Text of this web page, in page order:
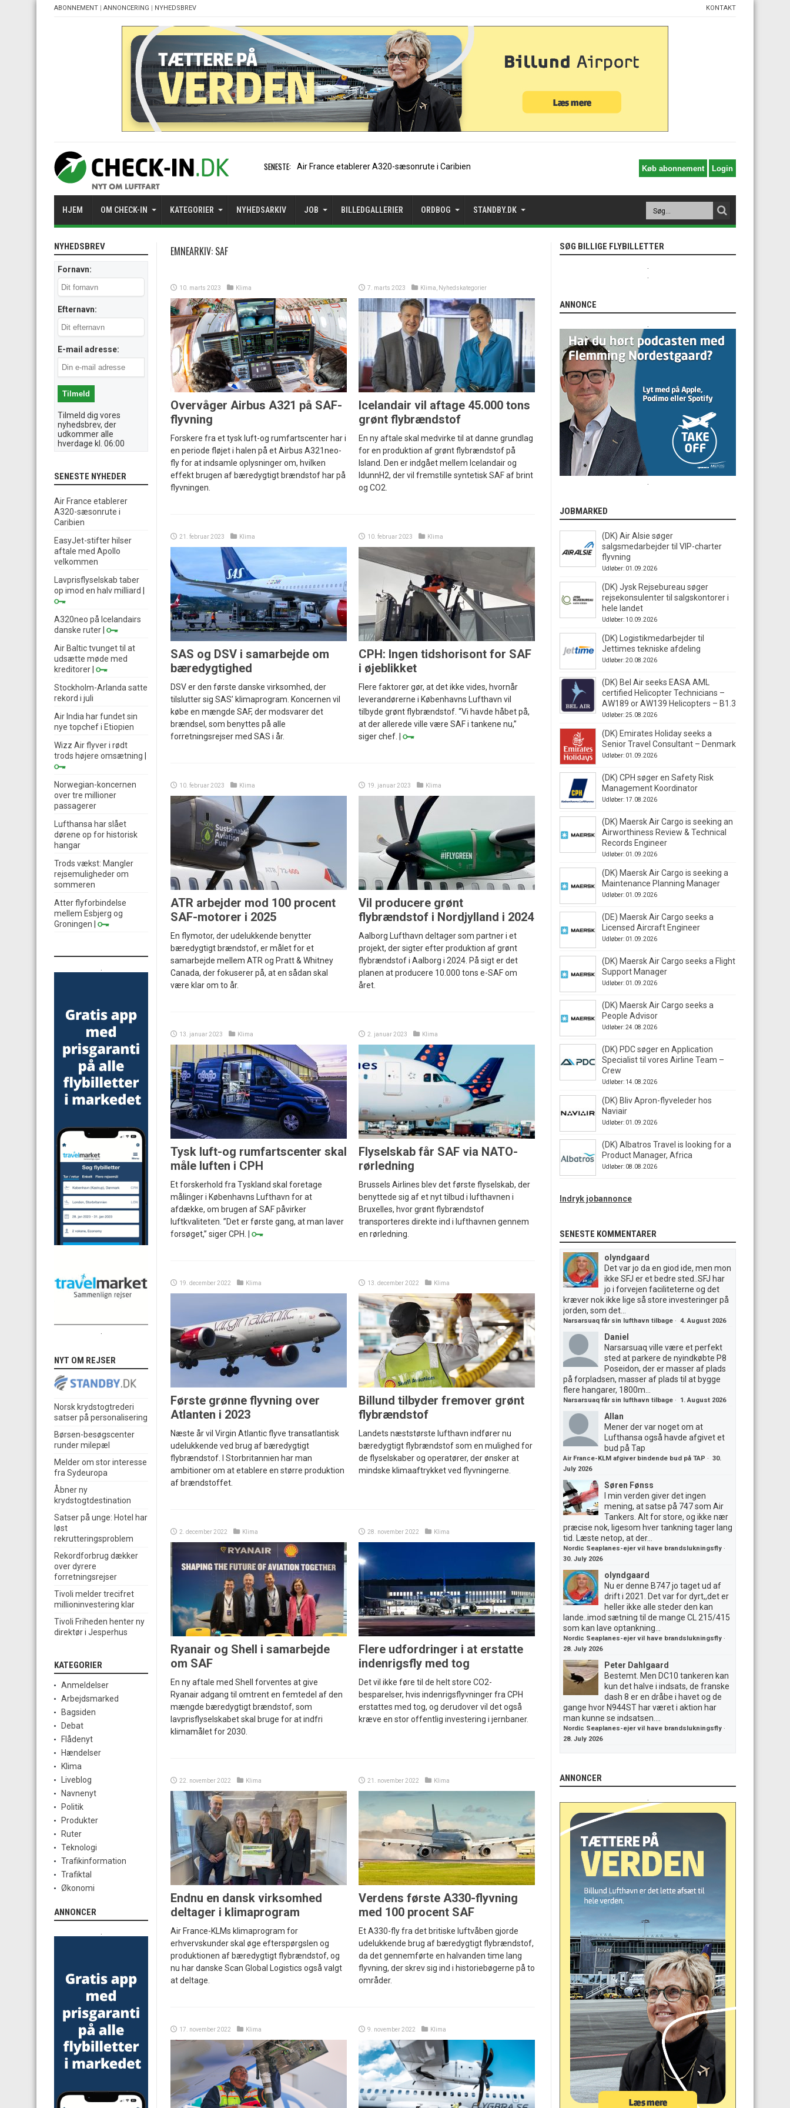
ABONNEMENT | ANNONCERING | NYHEDSBREV KONTAKT
SENESTE: EasyJet-stifter hilser aftale med Apo
HJEM OM CHECK-IN KATEGORIER NYHEDSARKIV JOB BILLEDGALLERIER ORDBOG STANDBY.DK
EMNEARKIV: SAF
10. marts 2023 Klima
Overvåger Airbus A321 på SAF-
flyvning
Forskere fra et tysk luft-og rumfartscenter har i
en periode fløjet i halen på et Airbus A321neo-
fly for at indsamle oplysninger om, hvilken
effekt brugen af bæredygtigt brændstof har på
flyvningen.
7. marts 2023 Klima Nyhedskategorier
Icelandair vil aftage 45.000 tons
grønt flybrændstof
En ny aftale skal medvirke til at danne grundlag
for en produktion af grønt flybrændstof på
Island. Den er indgået mellem Icelandair og
IdunnH2, der vil fremstille syntetisk SAF af brint
og CO2.
21. februar 2023 Klima
SAS og DSV i samarbejde om
bæredygtighed
DSV er den første danske virksomhed, der
tilslutter sig SAS’ klimaprogram. Koncernen vil
købe en mængde SAF, der modsvarer det
brændsel, som benyttes på alle
forretningsrejser med SAS i år.
10. februar 2023 Klima
CPH: Ingen tidshorisont for SAF
i øjeblikket
Flere faktorer gør, at det ikke vides, hvornår
leverandørerne i Københavns Lufthavn vil
tilbyde grønt flybrændstof. “Vi havde håbet på,
at der allerede ville være SAF i tankene nu,”
siger chef. |
10. februar 2023 Klima
ATR arbejder mod 100 procent
SAF-motorer i 2025
En flymotor, der udelukkende benytter
bæredygtigt brændstof, er målet for et
samarbejde mellem ATR og Pratt & Whitney
Canada, der fokuserer på, at en sådan skal
være klar om to år.
19. januar 2023 Klima
Vil producere grønt
flybrændstof i Nordjylland i 2024
Aalborg Lufthavn deltager som partner i et
projekt, der sigter efter produktion af grønt
flybrændstof i Aalborg i 2024. På sigt er det
planen at producere 10.000 tons e-SAF om
året.
13. januar 2023 Klima
Tysk luft-og rumfartscenter skal
måle luften i CPH
Et forskerhold fra Tyskland skal foretage
målinger i Københavns Lufthavn for at
afdække, om brugen af SAF påvirker
luftkvaliteten. ”Det er første gang, at man laver
forsøget,” siger CPH. |
2. januar 2023 Klima
Flyselskab får SAF via NATO-
rørledning
Brussels Airlines blev det første flyselskab, der
benyttede sig af et nyt tilbud i lufthavnen i
Bruxelles, hvor grønt flybrændstof
transporteres direkte ind i lufthavnen gennem
en rørledning.
19. december 2022 Klima
Første grønne flyvning over
Atlanten i 2023
Næste år vil Virgin Atlantic flyve transatlantisk
udelukkende ved brug af bæredygtigt
flybrændstof. I Storbritannien har man
ambitioner om at etablere en større produktion
af brændstoffet.
13. december 2022 Klima
Billund tilbyder fremover grønt
flybrændstof
Landets næststørste lufthavn indfører nu
bæredygtigt flybrændstof som en mulighed for
de flyselskaber og operatører, der ønsker at
mindske klimaaftrykket ved flyvningerne.
2. december 2022 Klima
Ryanair og Shell i samarbejde
om SAF
En ny aftale med Shell forventes at give
Ryanair adgang til omtrent en femtedel af den
mængde bæredygtigt brændstof, som
lavprisflyselskabet skal bruge for at indfri
klimamålet for 2030.
28. november 2022 Klima
Flere udfordringer i at erstatte
indenrigsfly med tog
Det vil ikke føre til de helt store CO2-
besparelser, hvis indenrigsflyvninger fra CPH
erstattes med tog, og derudover vil det også
kræve en stor offentlig investering i jernbaner.
22. november 2022 Klima
Endnu en dansk virksomhed
deltager i klimaprogram
Air France-KLMs klimaprogram for
erhvervskunder skal øge efterspørgslen og
produktionen af bæredygtigt flybrændstof, og
nu har danske Scan Global Logistics også valgt
at deltage.
21. november 2022 Klima
Verdens første A330-flyvning
med 100 procent SAF
Et A330-fly fra det britiske luftvåben gjorde
udelukkende brug af bæredygtigt flybrændstof,
da det gennemførte en halvanden time lang
flyvning, der skrev sig ind i historiebøgerne på to
områder.
17. november 2022 Klima 9. november 2022 Klima
NYHEDSBREV
Fornavn:
Efternavn:
E-mail adresse:
Tilmeld dig vores
nyhedsbrev, der
udkommer alle
hverdage kl. 06:00
SENESTE NYHEDER
Air France etablerer
A320-sæsonrute i
Caribien
EasyJet-stifter hilser
aftale med Apollo
velkommen
Lavprisflyselskab taber
op imod en halv milliard
A320neo på Icelandairs
danske ruter
Air Baltic tvunget til at
udsætte møde med
kreditorer
Stockholm-Arlanda satte
rekord i juli
Air India har fundet sin
nye topchef i Etiopien
Wizz Air flyver i rødt
trods højere omsætning
Norwegian-koncernen
over tre millioner
passagerer
Lufthansa har slået
dørene op for historisk
hangar
Trods vækst: Mangler
rejsemuligheder om
sommeren
Atter flyforbindelse
mellem Esbjerg og
Groningen
NYT OM REJSER
Norsk krydstogtrederi
satser på personalisering
Børsen-besøgscenter
runder milepæl
Melder om stor interesse
fra Sydeuropa
Åbner ny
krydstogtdestination
Satser på unge: Hotel har
løst
rekrutteringsproblem
Rekordforbrug dækker
over dyrere
forretningsrejser
Tivoli melder trecifret
millioninvestering klar
Tivoli Friheden henter ny
direktør i Jesperhus
KATEGORIER
Anmeldelser
Arbejdsmarked
Bagsiden
Debat
Flådenyt
Hændelser
Klima
Liveblog
Navnenyt
Politik
Produkter
Ruter
Teknologi
Trafikinformation
Trafiktal
Økonomi
ANNONCER
SØG BILLIGE FLYBILLETTER
ANNONCE
JOBMARKED
(DK) Air Alsie søger
salgsmedarbejder til VIP-charter
flyvning
Udløber: 01.09.2026
(DK) Jysk Rejsebureau søger
rejsekonsulenter til salgskontorer i
hele landet
Udløber: 10.09.2026
(DK) Logistikmedarbejder til
Jettimes tekniske afdeling
Udløber: 20.08.2026
(DK) Bel Air seeks EASA AML
certified Helicopter Technicians –
AW189 or AW139 Helicopters – B1.3
Udløber: 25.08.2026
(DK) Emirates Holiday seeks a
Senior Travel Consultant – Denmark
Udløber: 01.09.2026
(DK) CPH søger en Safety Risk
Management Koordinator
Udløber: 17.08.2026
(DK) Maersk Air Cargo is seeking an
Airworthiness Review & Technical
Records Engineer
Udløber: 01.09.2026
(DK) Maersk Air Cargo is seeking a
Maintenance Planning Manager
Udløber: 01.09.2026
(DE) Maersk Air Cargo seeks a
Licensed Aircraft Engineer
Udløber: 01.09.2026
(DK) Maersk Air Cargo seeks a Flight
Support Manager
Udløber: 01.09.2026
(DK) Maersk Air Cargo seeks a
People Advisor
Udløber: 24.08.2026
(DK) PDC søger en Application
Specialist til vores Airline Team –
Crew
Udløber: 14.08.2026
(DK) Bliv Apron-flyveleder hos
Naviair
Udløber: 01.09.2026
(DK) Albatros Travel is looking for a
Product Manager, Africa
Udløber: 08.08.2026
Indryk jobannonce
SENESTE KOMMENTARER
olyndgaard
Det var jo da en giod ide, men mon
ikke SFJ er et bedre sted..SFJ har
jo i forvejen faciliteterne og det
kræver nok ikke lige så store investeringer på
jorden, som det...
Narsarsuaq får sin lufthavn tilbage · 4. August 2026
Daniel
Narsarsuaq ville være et perfekt
sted at parkere de nyindkøbte P8
Poseidon, der er masser af plads
på forpladsen, masser af plads til at bygge
flere hangarer, 1800m...
Narsarsuaq får sin lufthavn tilbage · 1. August 2026
Allan
Mener der var noget om at
Lufthansa også havde afgivet et
bud på Tap
Air France-KLM afgiver bindende bud på TAP · 30.
July 2026
Søren Fønss
I min verden giver det ingen
mening, at satse på 747 som Air
Tankers. Alt for store, og ikke nær
præcise nok, ligesom hver tankning tager lang
tid. Læste netop, at der...
Nordic Seaplanes-ejer vil have brandslukningsfly ·
30. July 2026
olyndgaard
Nu er denne B747 jo taget ud af
drift i 2021. Det var for dyrt,,det er
heller ikke alle steder den kan
lande..imod sætning til de mange CL 215/415
som kan lave optankning...
Nordic Seaplanes-ejer vil have brandslukningsfly ·
28. July 2026
Peter Dahlgaard
Bestemt. Men DC10 tankeren kan
kun det halve i indsats, de franske
dash 8 er en dråbe i havet og de
gange hvor N944ST har været i aktion har
man kunne se indsatsen....
Nordic Seaplanes-ejer vil have brandslukningsfly ·
28. July 2026
ANNONCER